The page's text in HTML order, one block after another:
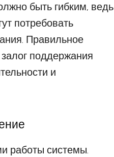
быть гибким, ведь
потребовать
Правильное
поддержания
и
работы системы.